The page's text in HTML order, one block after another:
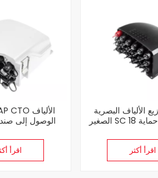
الوصول إلى
اقرأ
الألياف البصرية
الصغير SC 18 النوى حماية ABS
اقرأ أكثر